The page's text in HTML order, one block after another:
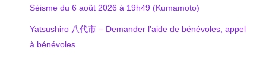
Séisme du 6 août 2026 à 19h49 (Kumamoto)
Yatsushiro 八代市 – Demander l’aide de bénévoles, appel
à bénévoles